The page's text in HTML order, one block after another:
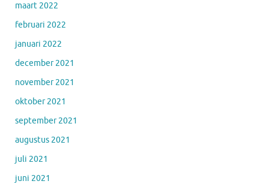
maart 2022
februari 2022
januari 2022
december 2021
november 2021
oktober 2021
september 2021
augustus 2021
juli 2021
juni 2021